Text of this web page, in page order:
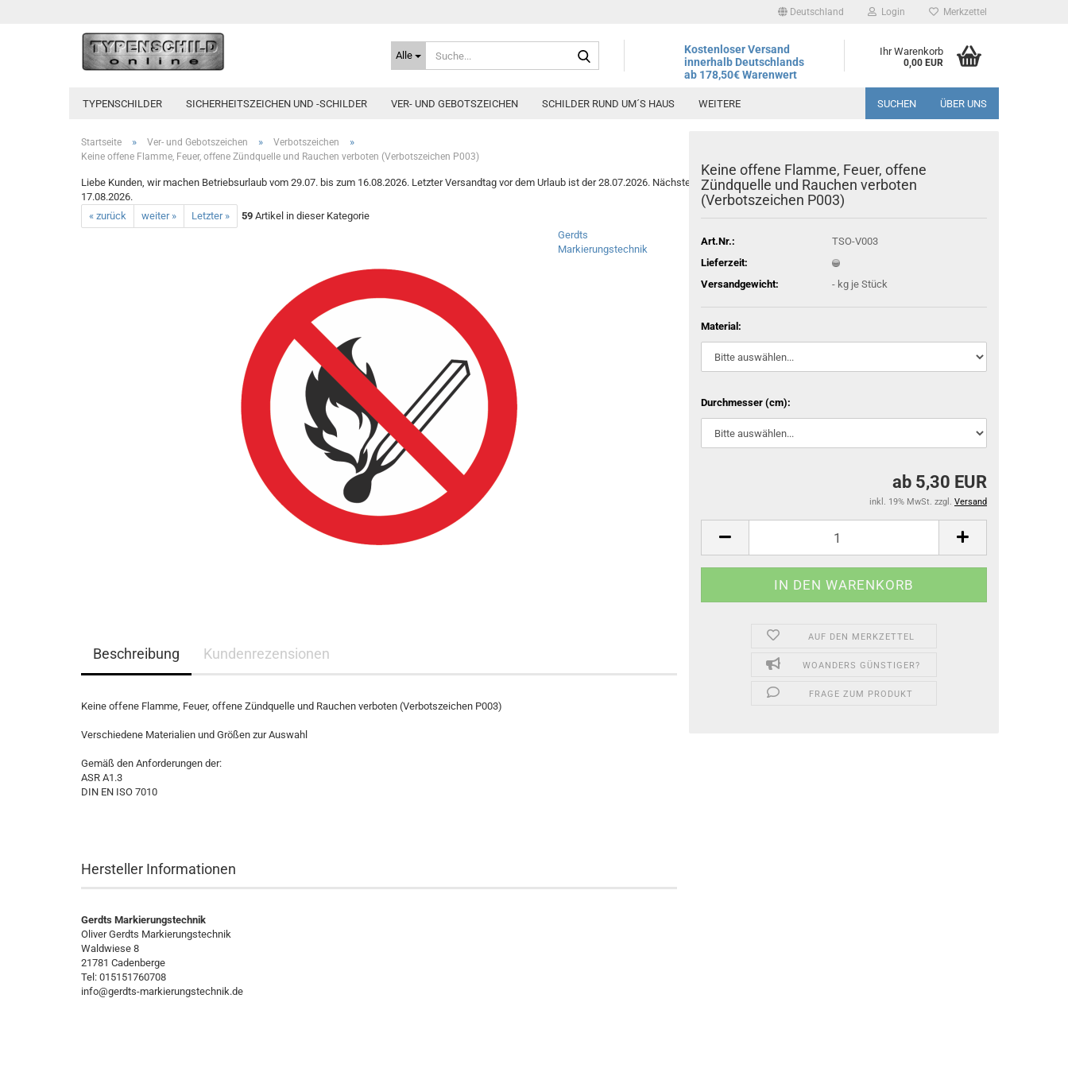
Deutschland Login Merkzettel
Alle
Kostenloser Versand
innerhalb Deutschlands
ab 178,50€ Warenwert
Ihr Warenkorb
0,00 EUR
TYPENSCHILDER SICHERHEITSZEICHEN UND -SCHILDER VER- UND GEBOTSZEICHEN SCHILDER RUND UM´S HAUS SUCHEN ÜBER UNS
WEITERE
Startseite » Ver- und Gebotszeichen » Verbotszeichen »
Keine offene Flamme, Feuer, offene Zündquelle und Rauchen verboten (Verbotszeichen P003)
Liebe Kunden, wir machen Betriebsurlaub vom 29.07. bis zum 16.08.2026. Letzter Versandtag vor dem Urlaub ist der 28.07.2026. Nächster Versandtag ist der 06.08.2026, regulärer Betrieb wieder ab dem
17.08.2026.
« zurück
weiter » Letzter » 59 Artikel in dieser Kategorie
Gerdts
Markierungstechnik
Keine offene Flamme, Feuer, offene
Zündquelle und Rauchen verboten
(Verbotszeichen P003)
Art.Nr.:
TSO-V003
Lieferzeit:
Versandgewicht:
- kg je Stück
Material:
Durchmesser (cm):
ab 5,30 EUR
inkl. 19% MwSt. zzgl. Versand
AUF DEN MERKZETTEL
WOANDERS GÜNSTIGER?
FRAGE ZUM PRODUKT
Beschreibung Kundenrezensionen
Keine offene Flamme, Feuer, offene Zündquelle und Rauchen verboten (Verbotszeichen P003)
Verschiedene Materialien und Größen zur Auswahl
Gemäß den Anforderungen der:
ASR A1.3
DIN EN ISO 7010
Hersteller Informationen
Gerdts Markierungstechnik
Oliver Gerdts Markierungstechnik
Waldwiese 8
21781 Cadenberge
Tel: 015151760708
info@gerdts-markierungstechnik.de